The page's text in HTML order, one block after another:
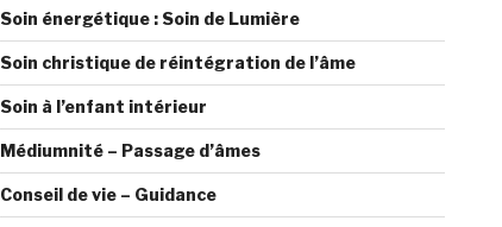
Soin énergétique : Soin de Lumière
Soin christique de réintégration de l’âme
Soin à l’enfant intérieur
Médiumnité – Passage d’âmes
Conseil de vie – Guidance